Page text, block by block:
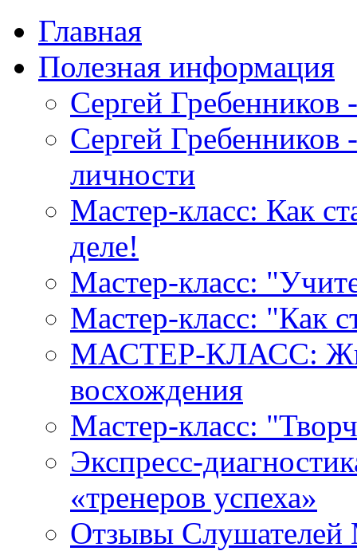
Главная
Полезная информация
Сергей
Сергей Гребенников
личности
Мастер-класс: Как
деле!
Мастер-класс:
Мастер-класс: "Как
МАСТЕР-КЛАСС:
восхождения
Мастер-класс:
Экспресс-
«тренеров успеха»
Отзывы Слушателей